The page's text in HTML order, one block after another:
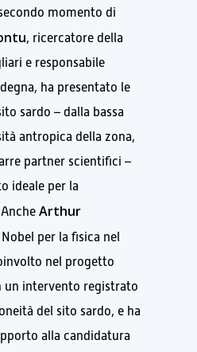
momento di
, ricercatore della
e responsabile
ha presentato le
sardo – dalla bassa
antropica della zona,
partner scientifici –
ideale per la
Arthur
per la fisica nel
nel progetto
un intervento registrato
del sito sardo, e ha
alla candidatura